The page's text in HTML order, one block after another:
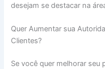
desejam se destacar na
Quer Aumentar sua
Clientes?
Se você quer melhorar